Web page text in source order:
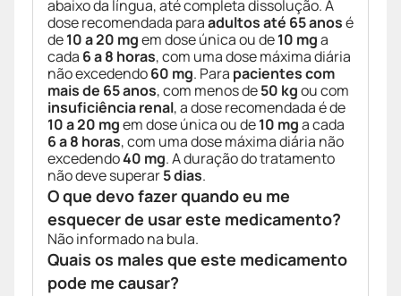
abaixo da língua, até completa dissolução. A
dose recomendada paraadultos até 65 anosé
de10 a 20 mgem dose única ou de10 mga
cada 6 a 8 horas, com uma dose máxima diária
não excedendo60 mg. Para pacientes com
mais de 65 anos, com menos de50 kgou com
insuficiência renal, a dose recomendada é de
10 a 20 mgem dose única ou de10 mga cada
6 a 8 horas, com uma dose máxima diária não
excedendo40 mg. A duração do tratamento
não deve superar5 dias.
O que devo fazer quando eu me
esquecer de usar este medicamento?
Não informado na bula.
Quais os males que este medicamento
pode me causar?